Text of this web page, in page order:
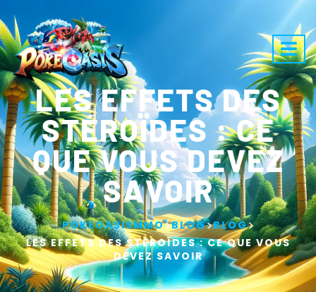
LES EFFETS DES
STÉROÏDES : CE
QUE VOUS DEVEZ
SAVOIR
POKEOASISMMO>BLOG>BLOG>
LES EFFETS DES STÉROÏDES : CE QUE VOUS
DEVEZ SAVOIR